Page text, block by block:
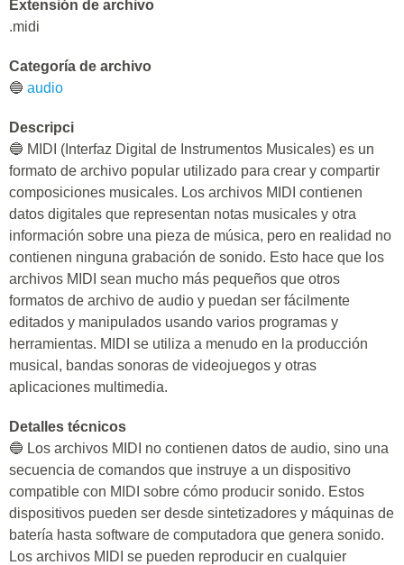
Extensión de archivo
.midi
Categoría de archivo
🔵 audio
Descripci
🔵 MIDI (Interfaz Digital de Instrumentos Musicales) es un
formato de archivo popular utilizado para crear y compartir
composiciones musicales. Los archivos MIDI contienen
datos digitales que representan notas musicales y otra
información sobre una pieza de música, pero en realidad no
contienen ninguna grabación de sonido. Esto hace que los
archivos MIDI sean mucho más pequeños que otros
formatos de archivo de audio y puedan ser fácilmente
editados y manipulados usando varios programas y
herramientas. MIDI se utiliza a menudo en la producción
musical, bandas sonoras de videojuegos y otras
aplicaciones multimedia.
Detalles técnicos
🔵 Los archivos MIDI no contienen datos de audio, sino una
secuencia de comandos que instruye a un dispositivo
compatible con MIDI sobre cómo producir sonido. Estos
dispositivos pueden ser desde sintetizadores y máquinas de
batería hasta software de computadora que genera sonido.
Los archivos MIDI se pueden reproducir en cualquier